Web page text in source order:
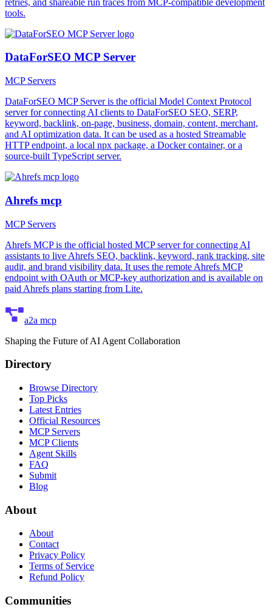
tools.
DataForSEO MCP Server
MCP Servers
DataForSEO MCP Server is the official Model Context Protocol
server for connecting AI clients to DataForSEO SEO, SERP,
keyword, backlink, on-page, business, domain, content, merchant,
and AI optimization data. It can be used as a hosted Streamable
HTTP endpoint, a local npx package, a Docker container, or a
source-built TypeScript server.
Ahrefs mcp
MCP Servers
Ahrefs MCP is the official hosted MCP server for connecting AI
assistants to live Ahrefs SEO, backlink, keyword, rank tracking, site
audit, and brand visibility data. It uses the remote Ahrefs MCP
endpoint with OAuth or MCP-key authorization and is available on
paid Ahrefs plans starting from Lite.
a2a mcp
Shaping the Future of AI Agent Collaboration
Directory
Browse Directory
Top Picks
Latest Entries
Official Resources
MCP Servers
MCP Clients
Agent Skills
FAQ
Submit
Blog
About
About
Contact
Privacy Policy
Terms of Service
Refund Policy
Communities